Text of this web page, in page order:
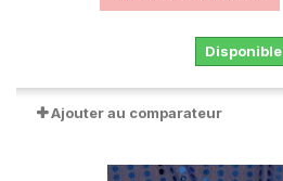
Disponible
Ajouter au comparateur